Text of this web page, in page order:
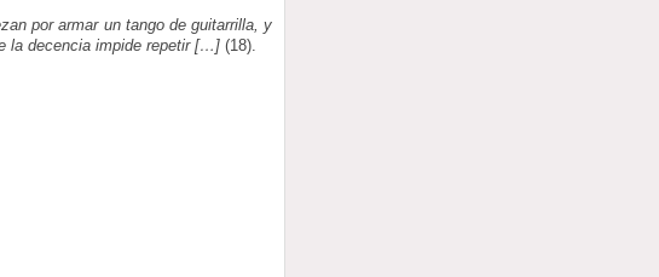
por armar un tango de guitarrilla, y
la decencia impide repetir […] (18).